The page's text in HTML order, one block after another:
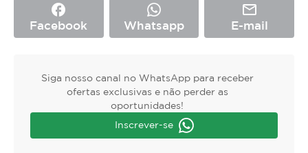
facebook
Facebook Whatsapp
mail_outline
E-mail
Siga nosso canal no WhatsApp para receber
ofertas exclusivas e não perder as
oportunidades!
Inscrever-se